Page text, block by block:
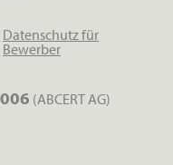
Datenschutz für
Bewerber
(ABCERT AG)